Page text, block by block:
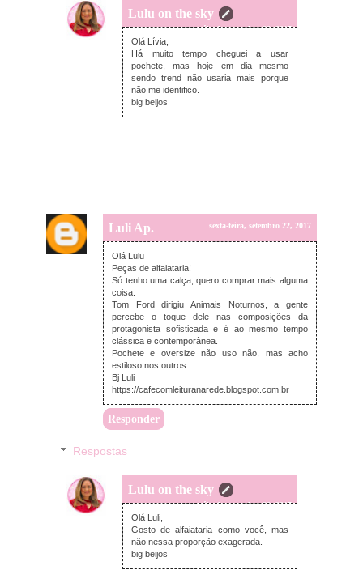
Lulu on the sky
sábado, setembro 23, 2017
Olá Lívia,
Há muito tempo cheguei a usar
pochete, mas hoje em dia mesmo
sendo trend não usaria mais porque
não me identifico.
big beijos
Luli Ap. sexta-feira, setembro 22, 2017
Olá Lulu
Peças de alfaiataria!
Só tenho uma calça, quero comprar mais alguma
coisa.
Tom Ford dirigiu Animais Noturnos, a gente
percebe o toque dele nas composições da
protagonista sofisticada e é ao mesmo tempo
clássica e contemporânea.
Pochete e oversize não uso não, mas acho
estiloso nos outros.
Bj Luli
https://cafecomleituranarede.blogspot.com.br
Responder
Respostas
Lulu on the sky
sábado, setembro 23, 2017
Olá Luli,
Gosto de alfaiataria como você, mas
não nessa proporção exagerada.
big beijos